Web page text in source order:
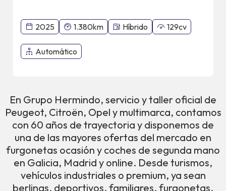
2025 1.380km Híbrido 129cv
Automático
En Grupo Hermindo, servicio y taller oficial de
Peugeot, Citroën, Opel y multimarca, contamos
con 60 años de trayectoria y disponemos de
una de las mayores ofertas del mercado en
furgonetas ocasión y coches de segunda mano
en Galicia, Madrid y online. Desde turismos,
vehículos industriales o premium, ya sean
berlinas, deportivos, familiares, furgonetas,